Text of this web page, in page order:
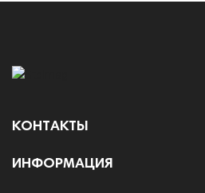
КОНТАКТЫ
ИНФОРМАЦИЯ